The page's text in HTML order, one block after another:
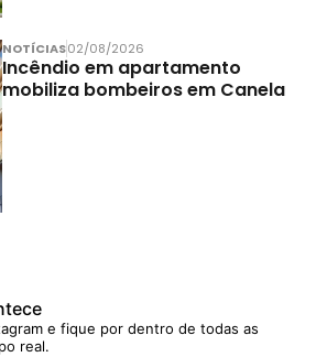
NOTÍCIAS02/08/2026
Incêndio em apartamento
mobiliza bombeiros em Canela
e fique por dentro de todas as
real.